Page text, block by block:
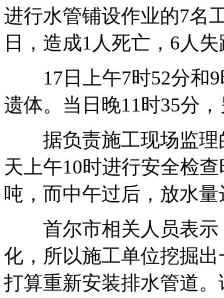
进行水管铺设作业的7名
日，造成1人死亡，6人
17日上午7时52分和9
遗体。当日晚11时35分
据负责施工现场监理
天上午10时进行安全检
吨，而中午过后，放水
首尔市相关人员表示
化，所以施工单位挖掘
打算重新安装排水管道